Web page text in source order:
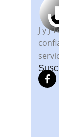
J y J